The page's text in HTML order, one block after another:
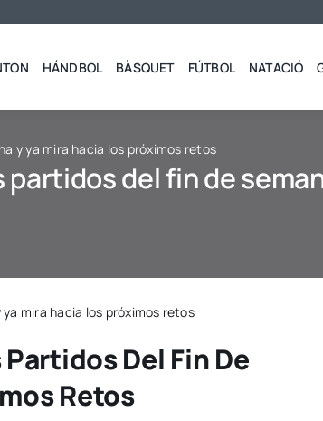
HÁNDBOL BÀSQUET FÚTBOL NATACIÓ
y ya mira hacia los próximos retos
partidos del fin de
mira hacia los próximos retos
Del Fin De
Retos